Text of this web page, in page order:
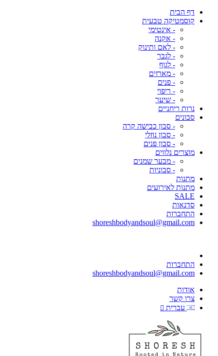
דף הבית
קוסמטיקה טבעית
- אינטימי
- אקנה
- לאם ותינוק
- לגבר
- לגוף
- מארזים
- פנים
- ריפוי
- שיער
נרות ריחניים
סבונים
- סבון כבישה קרה
- סבון נוזלי
- סבון פנים
מוצרים נלווים
- מבער שמנים
- סבוניות
מתנות
מתנות לאירועים
SALE
סדנאות
התחברות
shoreshbodyandsoul@gmail.com
התחברות
shoreshbodyandsoul@gmail.com
אודות
צרו קשר
עברית